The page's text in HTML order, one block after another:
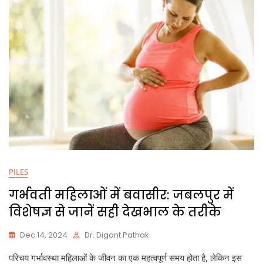
PILES
गर्भवती महिलाओं में बवासीर: जबलपुर में
विशेषज्ञ से जानें सही देखभाल के तरीके
Dec 14, 2024 Dr. Digant Pathak
परिचय गर्भावस्था महिलाओं के जीवन का एक महत्वपूर्ण समय होता है, लेकिन इस